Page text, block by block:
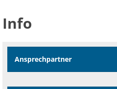
Info
Ansprechpartner